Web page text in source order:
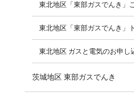
東北地区「東部ガスでんき」
東北地区「東部ガスでんき」
東北地区 ガスと電気のお申し
茨城地区 東部ガスでんき